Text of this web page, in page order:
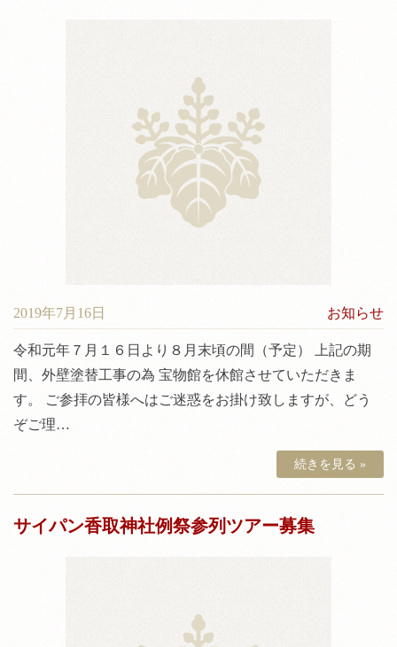
2019年7月16日 お知らせ
令和元年７月１６日より８月末頃の間（予定） 上記の期
間、外壁塗替工事の為 宝物館を休館させていただきま
す。 ご参拝の皆様へはご迷惑をお掛け致しますが、どう
ぞご理…
続きを見る »
サイパン香取神社例祭参列ツアー募集